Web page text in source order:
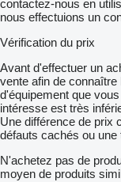
contactez-nous en
nous effectuions un
Vérification du prix
Avant d'effectuer un
vente afin de
d'équipement que
intéresse est très
Une différence de prix
défauts cachés ou
N'achetez pas de
moyen de produits